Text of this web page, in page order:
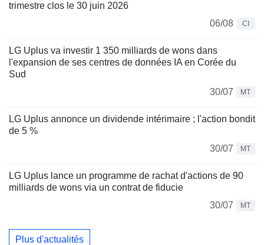
trimestre clos le 30 juin 2026
06/08
CI
LG Uplus va investir 1 350 milliards de wons dans
l'expansion de ses centres de données IA en Corée du
Sud
30/07
MT
LG Uplus annonce un dividende intérimaire ; l'action bondit
de 5 %
30/07
MT
LG Uplus lance un programme de rachat d'actions de 90
milliards de wons via un contrat de fiducie
30/07
MT
Plus d'actualités